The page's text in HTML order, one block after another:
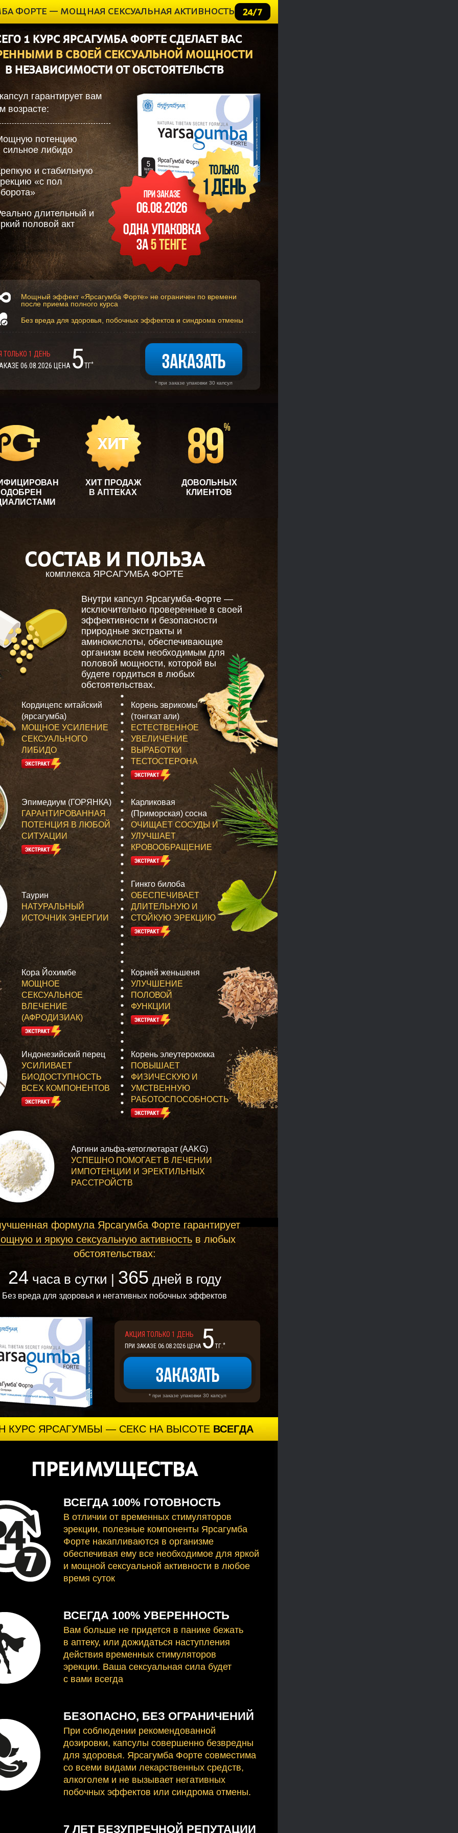
ФОРТЕ — МОЩНАЯ СЕКСУАЛЬНАЯ АКТИВНОСТЬ
1 КУРС ЯРСАГУМБА ФОРТЕ СДЕЛАЕТ ВАС
В СВОЕЙ СЕКСУАЛЬНОЙ МОЩНОСТИ
В НЕЗАВИСИМОСТИ ОТ ОБСТОЯТЕЛЬСТВ
гарантирует вам
возрасте:
потенцию
сильное либидо
и стабильную
«с пол
длительный и
половой акт
При заказе
06.08.2026
Одна упаковка
за5 тенге
Мощный эффект «Ярсагумба Форте» не ограничен по времени
после приема полного курса
Без вреда для здоровья, побочных эффектов и синдрома отмены
ТОЛЬКО 1 ДЕНЬ
06.08.2026 ЦЕНА 5ТГ* Заказать
* при заказе упаковки 30 капсул
ХИТ ПРОДАЖ
В АПТЕКАХ
ДОВОЛЬНЫХ
КЛИЕНТОВ
СОСТАВ И ПОЛЬЗА
комплекса ЯРСАГУМБА ФОРТЕ
Внутри капсул Ярсагумба-Форте —
исключительно проверенные в своей
эффективности и безопасности
природные экстракты и
аминокислоты, обеспечивающие
организм всем необходимым для
половой мощности, которой вы
будете гордиться в любых
обстоятельствах.
Кордицепс китайский
(ярсагумба)
МОЩНОЕ УСИЛЕНИЕ
СЕКСУАЛЬНОГО
ЛИБИДО
Корень эврикомы
(тонгкат али)
ЕСТЕСТВЕННОЕ
УВЕЛИЧЕНИЕ
ВЫРАБОТКИ
ТЕСТОСТЕРОНА
Эпимедиум (ГОРЯНКА)
ГАРАНТИРОВАННАЯ
ПОТЕНЦИЯ В ЛЮБОЙ
СИТУАЦИИ
Карликовая
(Приморская) сосна
ОЧИЩАЕТ СОСУДЫ И
УЛУЧШАЕТ
КРОВООБРАЩЕНИЕ
Таурин
НАТУРАЛЬНЫЙ
ИСТОЧНИК ЭНЕРГИИ
Гинкго билоба
ОБЕСПЕЧИВАЕТ
ДЛИТЕЛЬНУЮ И
СТОЙКУЮ ЭРЕКЦИЮ
Кора Йохимбе
МОЩНОЕ
СЕКСУАЛЬНОЕ
ВЛЕЧЕНИЕ
(АФРОДИЗИАК)
Корней женьшеня
УЛУЧШЕНИЕ
ПОЛОВОЙ
ФУНКЦИИ
Индонезийский перец
УСИЛИВАЕТ
БИОДОСТУПНОСТЬ
ВСЕХ КОМПОНЕНТОВ
Корень элеутерококка
ПОВЫШАЕТ
ФИЗИЧЕСКУЮ И
УМСТВЕННУЮ
РАБОТОСПОСОБНОСТЬ
Аргини альфа-кетоглютарат (AAKG)
УСПЕШНО ПОМОГАЕТ В ЛЕЧЕНИИ
ИМПОТЕНЦИИ И ЭРЕКТИЛЬНЫХ
РАССТРОЙСТВ
формула Ярсагумба Форте гарантирует
и яркую сексуальную активность в любых
обстоятельствах:
24 часа в сутки | 365 дней в году
Без вреда для здоровья и негативных побочных эффектов
АКЦИЯ ТОЛЬКО 1 ДЕНЬ
ПРИ ЗАКАЗЕ 06.08.2026 ЦЕНА 5ТГ.*
Заказать
* при заказе упаковки 30 капсул
КУРС ЯРСАГУМБЫ — СЕКС НА ВЫСОТЕ ВСЕГДА
ПРЕИМУЩЕСТВА
ВСЕГДА 100% ГОТОВНОСТЬ
В отличии от временных стимуляторов
эрекции, полезные компоненты Ярсагумба
Форте накапливаются в организме
обеспечивая ему все необходимое для яркой
и мощной сексуальной активности в любое
время суток
ВСЕГДА 100% УВЕРЕННОСТЬ
Вам больше не придется в панике бежать
в аптеку, или дожидаться наступления
действия временных стимуляторов
эрекции. Ваша сексуальная сила будет
с вами всегда
БЕЗОПАСНО, БЕЗ ОГРАНИЧЕНИЙ
При соблюдении рекомендованной
дозировки, капсулы совершенно безвредны
для здоровья. Ярсагумба Форте совместима
со всеми видами лекарственных средств,
алкоголем и не вызывает негативных
побочных эффектов или синдрома отмены.
7 ЛЕТ БЕЗУПРЕЧНОЙ РЕПУТАЦИИ